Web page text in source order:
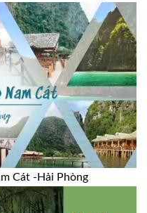
Cát -Hải Phòng